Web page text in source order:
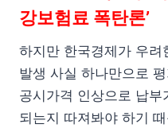
강보험료 폭탄론’
하지만 한국경제가 우
발생 사실 하나만으로
공시가격 인상으로 납
되는지 따져봐야 하기